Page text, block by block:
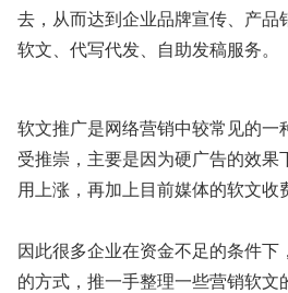
去，从而达到企业品牌宣传、产品
软文、代写代发、自助发稿服务。
软文推广是网络营销中较常见的一
受推崇，主要是因为硬广告的效果
用上涨，再加上目前媒体的软文收
因此很多企业在资金不足的条件下
的方式，推一手整理一些营销软文